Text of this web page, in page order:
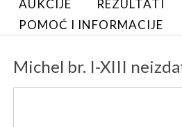
AUKCIJE
REZULTATI
POMOĆ I INFORMACIJE
Michel br. I-XIII